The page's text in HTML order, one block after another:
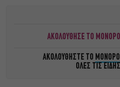
ΑΚΟΛΟΥΘΗΣΕ ΤΟ
ΑΚΟΛΟΥΘΗΣΤΕ ΤΟ
ΟΛΕΣ ΤΙΣ